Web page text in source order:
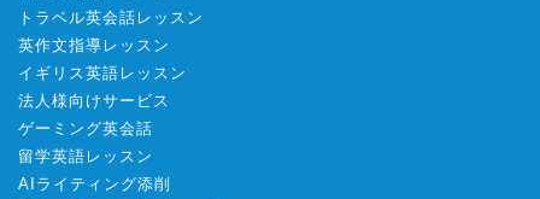
トラベル英会話レッスン
英作文指導レッスン
イギリス英語レッスン
法人様向けサービス
ゲーミング英会話
留学英語レッスン
AIライティング添削